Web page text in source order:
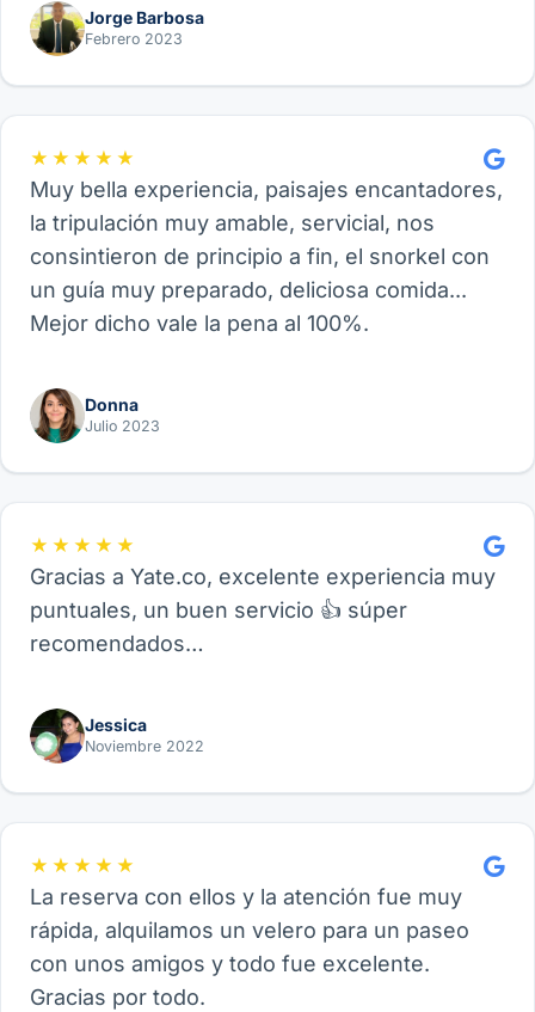
Jorge Barbosa
Febrero 2023
★★★★★
Muy bella experiencia, paisajes encantadores,
la tripulación muy amable, servicial, nos
consintieron de principio a fin, el snorkel con
un guía muy preparado, deliciosa comida...
Mejor dicho vale la pena al 100%.
Donna
Julio 2023
★★★★★
Gracias a Yate.co, excelente experiencia muy
puntuales, un buen servicio 👍 súper
recomendados…
Jessica
Noviembre 2022
★★★★★
La reserva con ellos y la atención fue muy
rápida, alquilamos un velero para un paseo
con unos amigos y todo fue excelente.
Gracias por todo.